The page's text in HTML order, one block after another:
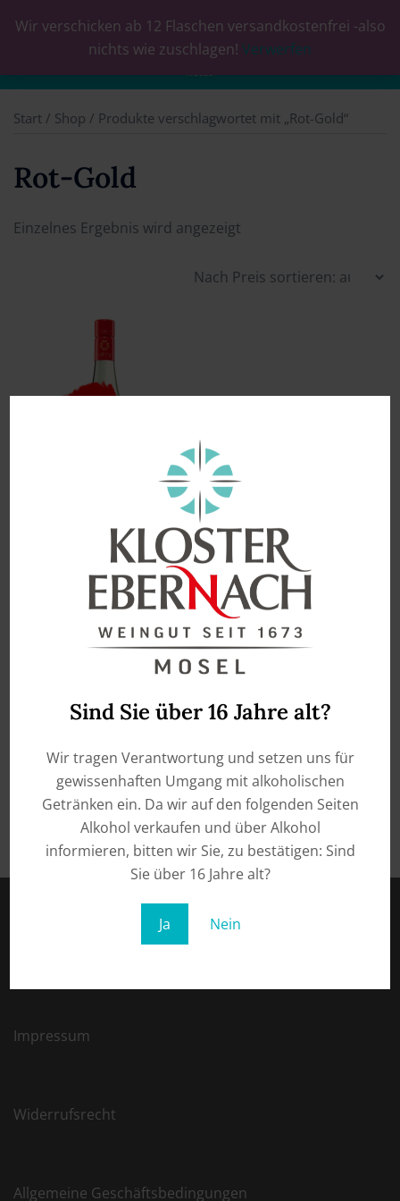
Sind Sie über 16 Jahre alt?
Wir tragen Verantwortung und setzen uns für
gewissenhaften Umgang mit alkoholischen
Getränken ein. Da wir auf den folgenden Seiten
Alkohol verkaufen und über Alkohol
informieren, bitten wir Sie, zu bestätigen: Sind
Sie über 16 Jahre alt?
Ja Nein
Wir verschicken ab 12 Flaschen versandkostenfrei -also
nichts wie zuschlagen! Verwerfen
0
Start / Shop / Produkte verschlagwortet mit „Rot-Gold“
Rot-Gold
Einzelnes Ergebnis wird angezeigt
enthält 0,75Liter
2025 Rot-Gold -Roter
Qualitätswein Mosel
IN DEN WARENKORB
Impressum
Widerrufsrecht
Allgemeine Geschäftsbedingungen